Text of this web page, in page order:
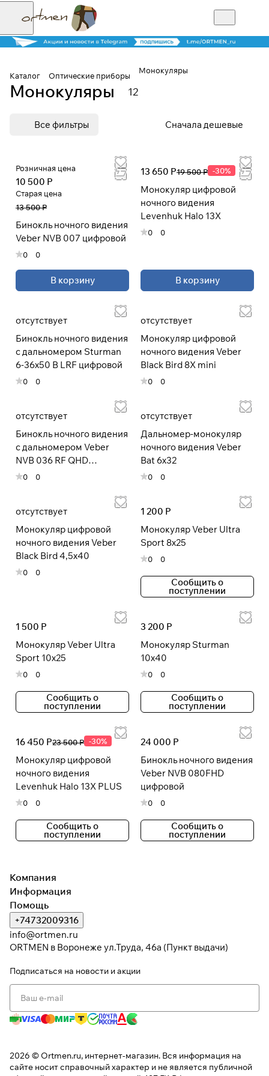
Каталог Оптические приборы
Монокуляры
Монокуляры 12
Все фильтры Сначала дешевые
Розничная цена
10 500 Р
Старая цена
13 500 Р
Бинокль ночного видения
Veber NVB 007 цифровой
0 0
В корзину
13 650 Р19 500 Р -30%
Монокуляр цифровой
ночного видения
Levenhuk Halo 13X
0 0
В корзину
отсутствует
Бинокль ночного видения
с дальномером Sturman
6-36x50 B LRF цифровой
0 0
отсутствует
Монокуляр цифровой
ночного видения Veber
Black Bird 8Х mini
0 0
отсутствует
Бинокль ночного видения
с дальномером Veber
NVB 036 RF QHD
цифровой
0 0
отсутствует
Дальномер-монокуляр
ночного видения Veber
Bat 6x32
0 0
отсутствует
Монокуляр цифровой
ночного видения Veber
Black Bird 4,5x40
0 0
1 200 Р
Монокуляр Veber Ultra
Sport 8x25
0 0
Сообщить о
поступлении
1 500 Р
Монокуляр Veber Ultra
Sport 10x25
0 0
Сообщить о
поступлении
3 200 Р
Монокуляр Sturman
10x40
0 0
Сообщить о
поступлении
16 450 Р23 500 Р -30%
Монокуляр цифровой
ночного видения
Levenhuk Halo 13X PLUS
0 0
Сообщить о
поступлении
24 000 Р
Бинокль ночного видения
Veber NVB 080FHD
цифровой
0 0
Сообщить о
поступлении
Для клиентов всех банков
Разбейте
Сегодня
25
выберите метод оплаты
Оплачивайте сегодня только25%
картой любого банка
выбранный способом
Оставшиеся
% будут
по25% каждые 2 недели
* При оплате через
скидки по купонам не
применяются.
25
раз в 2 недели
Остались вопросы?
8 800 302-02-51
plait.ru
Компания
Информация
Помощь
+74732009316
info@ortmen.ru
ORTMEN в Воронеже ул.Труда, 46а (Пункт выдачи)
Подписаться на новости и акции
2026 © Ortmen.ru, интернет-магазин. Вся информация на
сайте носит справочный характер и не является публичной